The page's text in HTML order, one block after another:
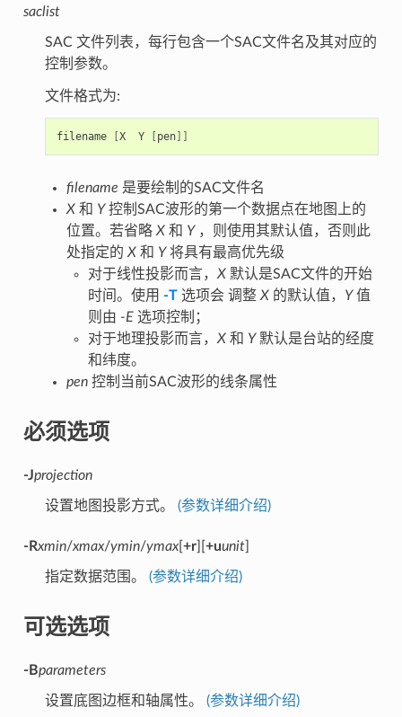
saclist
SAC 文件列表，每行包含一个SAC文件名及其对应的
控制参数。
文件格式为:
filename X Y pen]]
filename 是要绘制的SAC文件名
X和 Y控制SAC波形的第一个数据点在地图上的
位置。若省略X和 Y，则使用其默认值，否则此
处指定的X和 Y将具有最高优先级
对于线性投影而言，X默认是SAC文件的开始
时间。使用 -T选项会 调整X的默认值， Y值
则由 -E选项控制；
对于地理投影而言，X和 Y默认是台站的经度
和纬度。
pen控制当前SAC波形的线条属性
必须选项
-Jprojection
设置地图投影方式。 (参数详细介绍)
-Rxmin/xmax/ymin/ymax[ +r][ +uunit]
指定数据范围。 (参数详细介绍)
可选选项
-Bparameters
设置底图边框和轴属性。 (参数详细介绍)